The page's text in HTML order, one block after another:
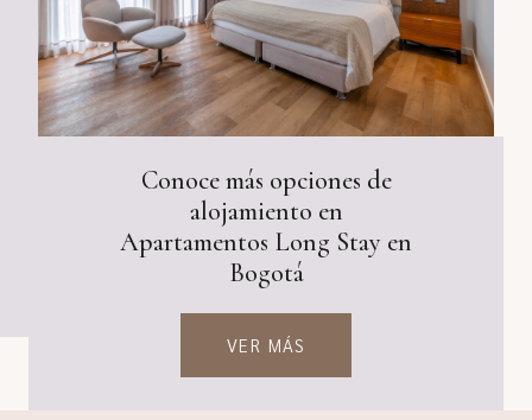
Conoce más opciones de
alojamiento en
Apartamentos Long Stay en
Bogotá
VER MÁS